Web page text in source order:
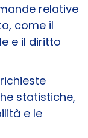
relative
come il
e il diritto
statistiche,
e le